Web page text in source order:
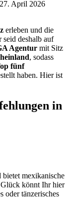
27. April 2026
erleben und die
deshalb auf
Agentur mit Sitz
, sodass
fünf
haben. Hier ist
in
mexikanische
könnt Ihr hier
oder tänzerisches